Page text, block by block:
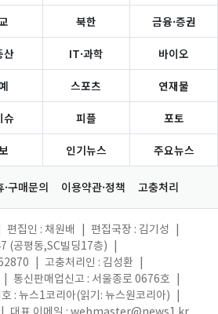
북한 금융·증권
산 IT·과학 바이오
스포츠 연재물
슈 피플 포토
인기뉴스 주요뉴스
구매문의 이용약관·정책 고충처리
편집인 : 채원배 편집국장 : 김기성
(공평동,SC빌딩17층)
고충처리인 : 김성환
통신판매업신고 : 서울종로 0676호
: 뉴스1코리아(읽기: 뉴스원코리아)